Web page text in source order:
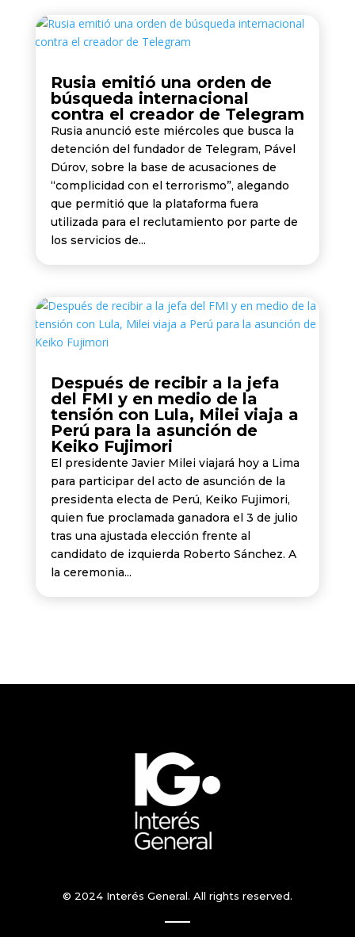
Rusia emitió una orden de
búsqueda internacional
contra el creador de Telegram
Rusia anunció este miércoles que busca la
detención del fundador de Telegram, Pável
Dúrov, sobre la base de acusaciones de
“complicidad con el terrorismo”, alegando
que permitió que la plataforma fuera
utilizada para el reclutamiento por parte de
los servicios de...
Después de recibir a la jefa
del FMI y en medio de la
tensión con Lula, Milei viaja a
Perú para la asunción de
Keiko Fujimori
El presidente Javier Milei viajará hoy a Lima
para participar del acto de asunción de la
presidenta electa de Perú, Keiko Fujimori,
quien fue proclamada ganadora el 3 de julio
tras una ajustada elección frente al
candidato de izquierda Roberto Sánchez. A
la ceremonia...
© 2024 Interés General. All rights reserved.